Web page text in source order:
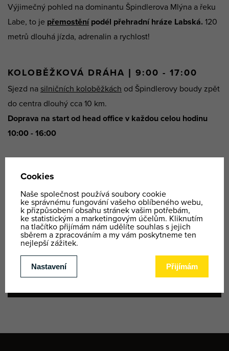
Výjimečný pohled na dominantu Špindlerova Mlýna a řeku
Labe, to je přemostěnípodél přehradní hráze Labská. 120
metrů dlouhá jízda, adrenalin a rychlost!
KOLOBĚŽKOVÁ DRÁHA | 9:00 - 17:00
Sjezd na silničních koloběžkách od Špindlerovy boudy zpět
do centra dlouhý cca 10 km.
Doprava na start od head office v každou celou hodinu
10:00 - 16:00
čtyřkolkách.
+420 731 160 152 | office@ypoint.cz